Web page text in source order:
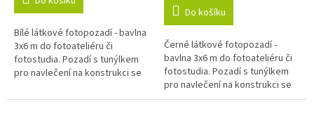
5,0
5
hvězdiček.
Bílé látkové fotopozadí - bavlna
3x6 m do fotoateliéru či
fotostudia. Pozadí s tunýlkem
pro navlečení na konstrukci se
Do košíku
Černé látkové fotopozadí -
bavlna 3x6 m do fotoateliéru či
fotostudia. Pozadí s tunýlkem
pro navlečení na konstrukci se
středovou tyčí. Barva černá.